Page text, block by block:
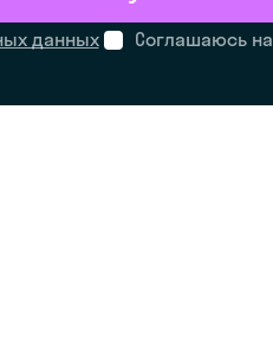
данных Соглашаюсь на